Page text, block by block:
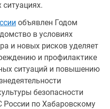
объявлен Годом
в условиях
и новых рисков уделяет
и профилактике
ситуаций и повышению
безопасности
по Хабаровскому